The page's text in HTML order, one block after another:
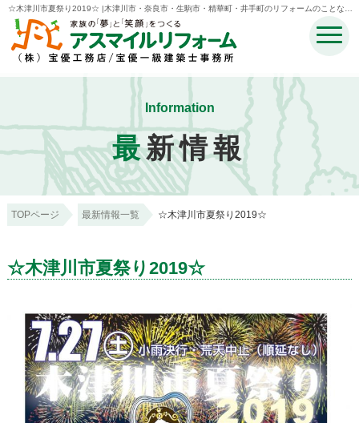
☆木津川市夏祭り2019☆ |木津川市・奈良市・生駒市・精華町・井手町のリフォームのことなら
宝優工務店アスマイルリフォーム
Information
最新情報
TOPページ 最新情報一覧 ☆木津川市夏祭り2019☆
☆木津川市夏祭り2019☆